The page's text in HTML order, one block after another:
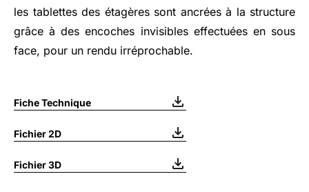
les tablettes des étagères sont ancrées à la structure
grâce à des encoches invisibles effectuées en sous
face, pour un rendu irréprochable.
Fiche Technique
Fichier 2D
Fichier 3D